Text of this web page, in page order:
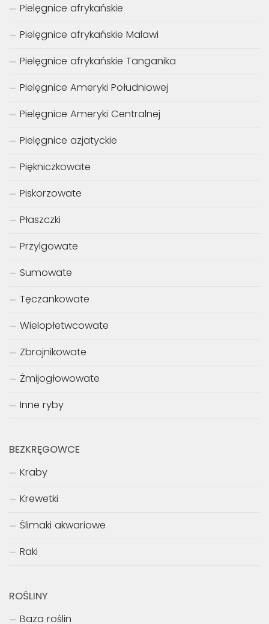
Pielęgnice afrykańskie
Pielęgnice afrykańskie Malawi
Pielęgnice afrykańskie Tanganika
Pielęgnice Ameryki Południowej
Pielęgnice Ameryki Centralnej
Pielęgnice azjatyckie
Piękniczkowate
Piskorzowate
Płaszczki
Przylgowate
Sumowate
Tęczankowate
Wielopłetwcowate
Zbrojnikowate
Żmijogłowowate
Inne ryby
BEZKRĘGOWCE
Kraby
Krewetki
Ślimaki akwariowe
Raki
ROŚLINY
Baza roślin